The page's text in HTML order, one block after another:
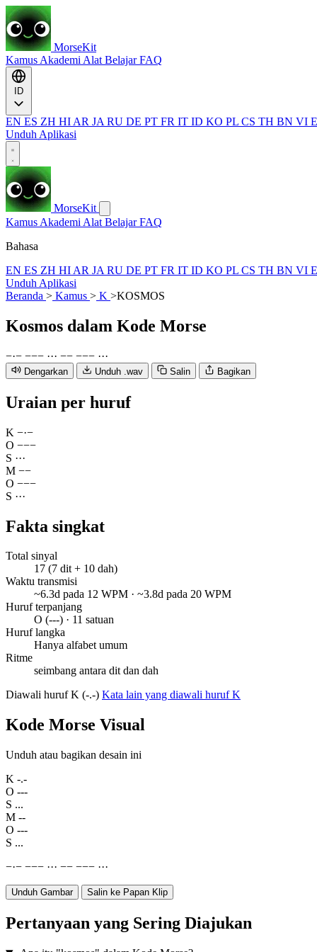
MorseKit
Kamus Akademi Alat BelajarFAQ
EN ES ZH HI AR JA RU DE PT FR IT ID KO PL CS TH BN VI
Unduh Aplikasi
MorseKit
Kamus Akademi Alat BelajarFAQ
Bahasa
EN ES ZH HI AR JA RU DE PT FR IT ID KO PL CS TH BN VI
Unduh Aplikasi
Beranda > Kamus > K >KOSMOS
Kosmos dalam Kode Morse
−·− −−− ··· −− −−− ···
Dengarkan Unduh .wav Salin Bagikan
Uraian per huruf
K −·−
O −−−
S ···
M −−
O −−−
S ···
Fakta singkat
Total sinyal
17 (7 dit + 10 dah)
Waktu transmisi
~6.3d pada 12 WPM · ~3.8d pada 20 WPM
Huruf terpanjang
O (---) · 11 satuan
Huruf langka
Hanya alfabet umum
Ritme
seimbang antara dit dan dah
Diawali huruf K (-.-) Kata lain yang diawali huruf K
Kode Morse Visual
Unduh atau bagikan desain ini
K -.-
O ---
S ...
M --
O ---
S ...
−·− −−− ··· −− −−− ···
Unduh Gambar Salin ke Papan Klip
Pertanyaan yang Sering Diajukan